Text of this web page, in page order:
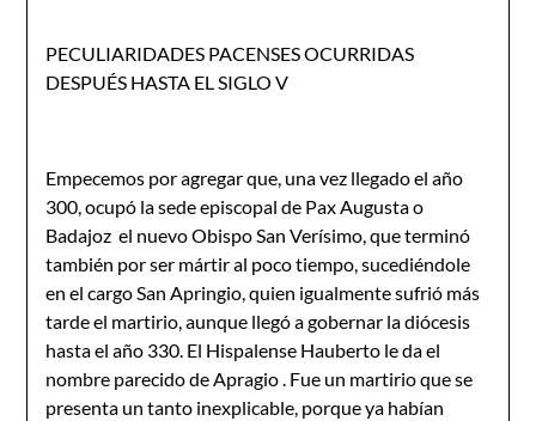
PECULIARIDADES PACENSES OCURRIDAS
DESPUÉS HASTA EL SIGLO V
Empecemos por agregar que, una vez llegado el año
300, ocupó la sede episcopal de Pax Augusta o
Badajoz el nuevo Obispo San Verísimo, que terminó
también por ser mártir al poco tiempo, sucediéndole
en el cargo San Apringio, quien igualmente sufrió más
tarde el martirio, aunque llegó a gobernar la diócesis
hasta el año 330. El Hispalense Hauber­to le da el
nombre parecido de Apragio . Fue un martirio que se
presenta un tanto inexplicable, porque ya habían